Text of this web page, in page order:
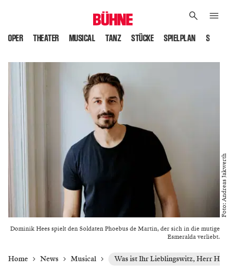
OPER THEATER MUSICAL TANZ STÜCKE SPIELPLAN
Dominik Hees spielt den Soldaten Phoebus de Martin, der sich in die mutige
Esmeralda verliebt.
Foto: Andreas Jakwerth
Home News Musical Was ist Ihr Lieblingswitz, Herr